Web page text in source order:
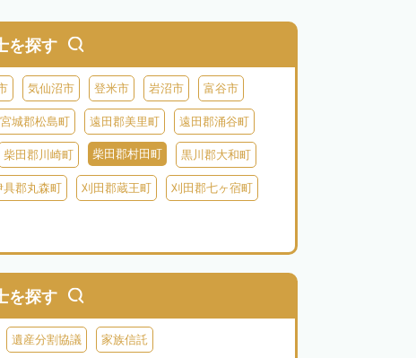
を探す
気仙沼市 登米市 岩沼市 富谷市
宮城郡松島町 遠田郡美里町 遠田郡涌谷町
柴田郡川崎町 柴田郡村田町 黒川郡大和町
具郡丸森町 刈田郡蔵王町 刈田郡七ヶ宿町
を探す
遺産分割協議 家族信託